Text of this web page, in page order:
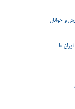
و جوانان
ما